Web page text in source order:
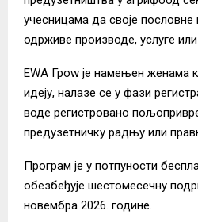
учесницама да своје пословне
одрживе производе, услуге
ЕWА Гроw је намењен женама
идеју, налазе се у фази
воде регистровано
предузетничку радњу или
Програм је у потпуности
обезбеђује шестомесечну
новембра 2026. године.